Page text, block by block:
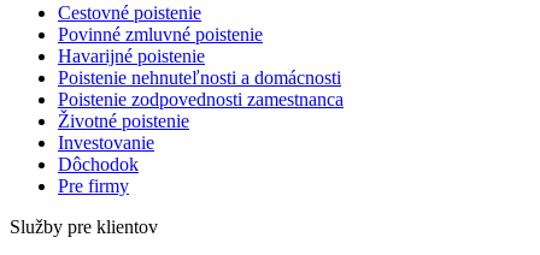
Cestovné poistenie
Povinné zmluvné poistenie
Havarijné poistenie
Poistenie nehnuteľnosti a domácnosti
Poistenie zodpovednosti zamestnanca
Životné poistenie
Investovanie
Dôchodok
Pre firmy
Služby pre klientov